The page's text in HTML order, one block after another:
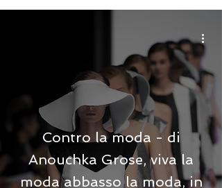
Contro la moda - di
Anouchka Grose, viva la
moda abbasso la moda, in